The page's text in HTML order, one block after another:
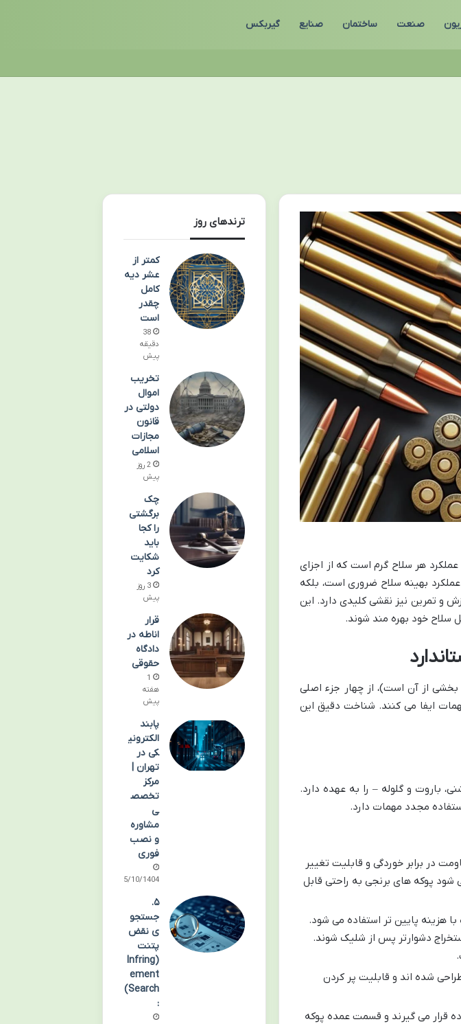
صنعت ساختمان صنایع گیربکس
هر سلاح گرم است که از اجزای
بهینه سلاح ضروری است، بلکه
و تمرین نیز نقشی کلیدی دارد. این
سلاح خود بهره مند شوند.
بخشی از آن است)، از چهار جزء اصلی
ایفا می کنند. شناخت دقیق این
باروت و گلوله – را به عهده دارد.
مجدد مهمات دارد.
در برابر خوردگی و قابلیت تغییر
پوکه های برنجی به راحتی قابل
هزینه پایین تر استفاده می شود.
دشوارتر پس از شلیک شوند.
شده اند و قابلیت پر کردن
قرار می گیرند و قسمت عمده پوکه
ترندهای روز
کمتر از
عشر دیه
کامل
چقدر
است
38
دقیقه
پیش
تخریب
اموال
دولتی در
قانون
مجازات
اسلامی
2 روز
پیش
چک
برگشتی
را کجا
باید
شکایت
کرد
3 روز
پیش
قرار
اناطه در
دادگاه
حقوقی
1
هفته
پیش
پابند
الکترونی
کی در
تهران |
مرکز
تخصص
ی
مشاوره
و نصب
فوری
15/10/1404
۵.
جستجو
ی نقض
پتنت
(Infring
ement
Search)
: